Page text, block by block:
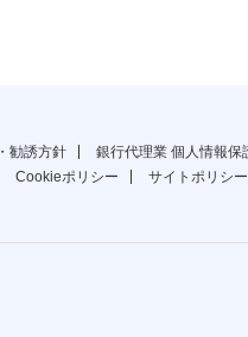
勧誘方針
銀行代理業 個人情報保
Cookieポリシー サイトポリシー